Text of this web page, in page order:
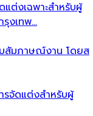
แต่งเฉพาะสำหรับผู้
รุงเทพ…
สัมภาษณ์งาน โดยส
รจัดแต่งสำหรับผู้